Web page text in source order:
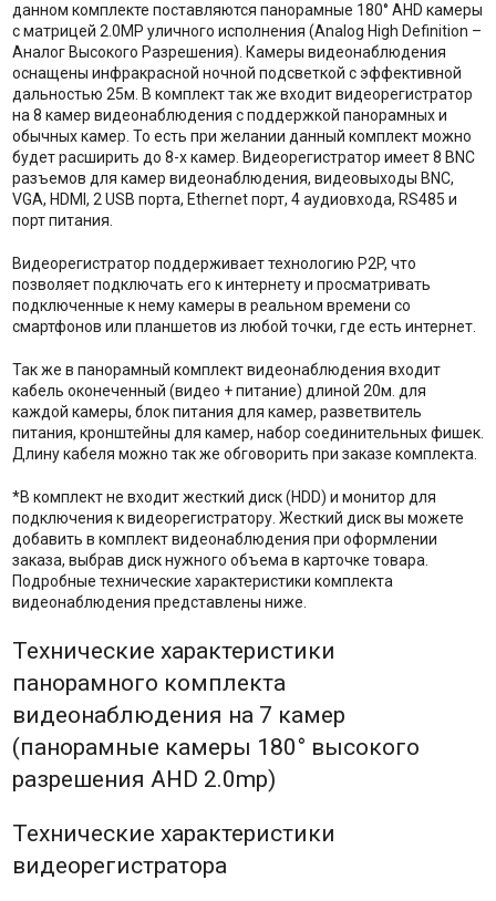
данном комплекте поставляются панорамные 180° AHD камеры
с матрицей 2.0MP уличного исполнения (Analog High Definition –
Аналог Высокого Разрешения). Камеры видеонаблюдения
оснащены инфракрасной ночной подсветкой с эффективной
дальностью 25м. В комплект так же входит видеорегистратор
на 8 камер видеонаблюдения с поддержкой панорамных и
обычных камер. То есть при желании данный комплект можно
будет расширить до 8-х камер. Видеорегистратор имеет 8 BNC
разъемов для камер видеонаблюдения, видеовыходы BNC,
VGA, HDMI, 2 USB порта, Ethernet порт, 4 аудиовхода, RS485 и
порт питания.
Видеорегистратор поддерживает технологию P2P, что
позволяет подключать его к интернету и просматривать
подключенные к нему камеры в реальном времени со
смартфонов или планшетов из любой точки, где есть интернет.
Так же в панорамный комплект видеонаблюдения входит
кабель оконеченный (видео + питание) длиной 20м. для
каждой камеры, блок питания для камер, разветвитель
питания, кронштейны для камер, набор соединительных фишек.
Длину кабеля можно так же обговорить при заказе комплекта.
*В комплект не входит жесткий диск (HDD) и монитор для
подключения к видеорегистратору. Жесткий диск вы можете
добавить в комплект видеонаблюдения при оформлении
заказа, выбрав диск нужного объема в карточке товара.
Подробные технические характеристики комплекта
видеонаблюдения представлены ниже.
Технические характеристики
панорамного комплекта
видеонаблюдения на 7 камер
(панорамные камеры 180° высокого
разрешения AHD 2.0mp)
Технические характеристики
видеорегистратора